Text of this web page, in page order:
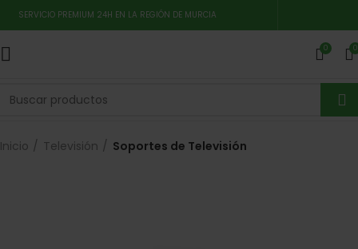
SERVICIO PREMIUM 24H EN LA REGIÓN DE MURCIA
0 0
Inicio Televisión Soportes de Televisión